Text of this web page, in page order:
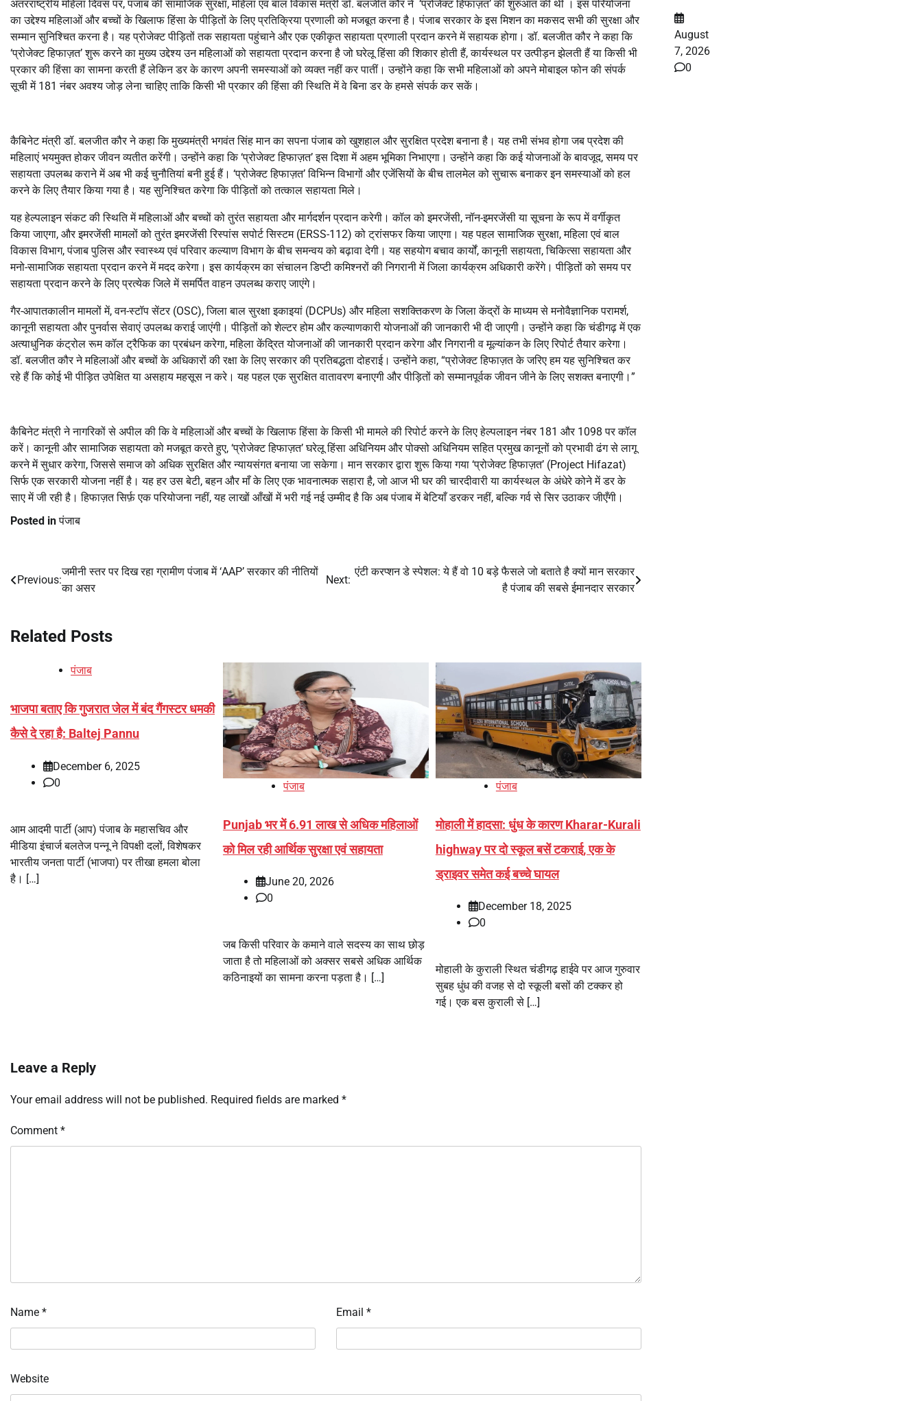
अंतरराष्ट्रीय महिला दिवस पर, पंजाब की सामाजिक सुरक्षा, महिला एवं बाल विकास मंत्री डॉ. बलजीत कौर ने ‘प्रोजेक्ट हिफाज़त’ की शुरुआत की थी । इस परियोजना
का उद्देश्य महिलाओं और बच्चों के खिलाफ हिंसा के पीड़ितों के लिए प्रतिक्रिया प्रणाली को मजबूत करना है। पंजाब सरकार के इस मिशन का मकसद सभी की सुरक्षा और
सम्मान सुनिश्चित करना है। यह प्रोजेक्ट पीड़ितों तक सहायता पहुंचाने और एक एकीकृत सहायता प्रणाली प्रदान करने में सहायक होगा। डॉ. बलजीत कौर ने कहा कि
‘प्रोजेक्ट हिफाज़त’ शुरू करने का मुख्य उद्देश्य उन महिलाओं को सहायता प्रदान करना है जो घरेलू हिंसा की शिकार होती हैं, कार्यस्थल पर उत्पीड़न झेलती हैं या किसी भी
प्रकार की हिंसा का सामना करती हैं लेकिन डर के कारण अपनी समस्याओं को व्यक्त नहीं कर पातीं। उन्होंने कहा कि सभी महिलाओं को अपने मोबाइल फोन की संपर्क
सूची में 181 नंबर अवश्य जोड़ लेना चाहिए ताकि किसी भी प्रकार की हिंसा की स्थिति में वे बिना डर के हमसे संपर्क कर सकें।
कैबिनेट मंत्री डॉ. बलजीत कौर ने कहा कि मुख्यमंत्री भगवंत सिंह मान का सपना पंजाब को खुशहाल और सुरक्षित प्रदेश बनाना है। यह तभी संभव होगा जब प्रदेश की
महिलाएं भयमुक्त होकर जीवन व्यतीत करेंगी। उन्होंने कहा कि ‘प्रोजेक्ट हिफाज़त’ इस दिशा में अहम भूमिका निभाएगा। उन्होंने कहा कि कई योजनाओं के बावजूद, समय पर
सहायता उपलब्ध कराने में अब भी कई चुनौतियां बनी हुई हैं। ‘प्रोजेक्ट हिफाज़त’ विभिन्न विभागों और एजेंसियों के बीच तालमेल को सुचारू बनाकर इन समस्याओं को हल
करने के लिए तैयार किया गया है। यह सुनिश्चित करेगा कि पीड़ितों को तत्काल सहायता मिले।
यह हेल्पलाइन संकट की स्थिति में महिलाओं और बच्चों को तुरंत सहायता और मार्गदर्शन प्रदान करेगी। कॉल को इमरजेंसी, नॉन-इमरजेंसी या सूचना के रूप में वर्गीकृत
किया जाएगा, और इमरजेंसी मामलों को तुरंत इमरजेंसी रिस्पांस सपोर्ट सिस्टम (ERSS-112) को ट्रांसफर किया जाएगा। यह पहल सामाजिक सुरक्षा, महिला एवं बाल
विकास विभाग, पंजाब पुलिस और स्वास्थ्य एवं परिवार कल्याण विभाग के बीच समन्वय को बढ़ावा देगी। यह सहयोग बचाव कार्यों, कानूनी सहायता, चिकित्सा सहायता और
मनो-सामाजिक सहायता प्रदान करने में मदद करेगा। इस कार्यक्रम का संचालन डिप्टी कमिश्नरों की निगरानी में जिला कार्यक्रम अधिकारी करेंगे। पीड़ितों को समय पर
सहायता प्रदान करने के लिए प्रत्येक जिले में समर्पित वाहन उपलब्ध कराए जाएंगे।
गैर-आपातकालीन मामलों में, वन-स्टॉप सेंटर (OSC), जिला बाल सुरक्षा इकाइयां (DCPUs) और महिला सशक्तिकरण के जिला केंद्रों के माध्यम से मनोवैज्ञानिक परामर्श,
कानूनी सहायता और पुनर्वास सेवाएं उपलब्ध कराई जाएंगी। पीड़ितों को शेल्टर होम और कल्याणकारी योजनाओं की जानकारी भी दी जाएगी। उन्होंने कहा कि चंडीगढ़ में एक
अत्याधुनिक कंट्रोल रूम कॉल ट्रैफिक का प्रबंधन करेगा, महिला केंद्रित योजनाओं की जानकारी प्रदान करेगा और निगरानी व मूल्यांकन के लिए रिपोर्ट तैयार करेगा।
डॉ. बलजीत कौर ने महिलाओं और बच्चों के अधिकारों की रक्षा के लिए सरकार की प्रतिबद्धता दोहराई। उन्होंने कहा, “प्रोजेक्ट हिफाज़त के जरिए हम यह सुनिश्चित कर
रहे हैं कि कोई भी पीड़ित उपेक्षित या असहाय महसूस न करे। यह पहल एक सुरक्षित वातावरण बनाएगी और पीड़ितों को सम्मानपूर्वक जीवन जीने के लिए सशक्त बनाएगी।”
कैबिनेट मंत्री ने नागरिकों से अपील की कि वे महिलाओं और बच्चों के खिलाफ हिंसा के किसी भी मामले की रिपोर्ट करने के लिए हेल्पलाइन नंबर 181 और 1098 पर कॉल
करें। कानूनी और सामाजिक सहायता को मजबूत करते हुए, ‘प्रोजेक्ट हिफाज़त’ घरेलू हिंसा अधिनियम और पोक्सो अधिनियम सहित प्रमुख कानूनों को प्रभावी ढंग से लागू
करने में सुधार करेगा, जिससे समाज को अधिक सुरक्षित और न्यायसंगत बनाया जा सकेगा। मान सरकार द्वारा शुरू किया गया ‘प्रोजेक्ट हिफाज़त’ (Project Hifazat)
सिर्फ एक सरकारी योजना नहीं है। यह हर उस बेटी, बहन और माँ के लिए एक भावनात्मक सहारा है, जो आज भी घर की चारदीवारी या कार्यस्थल के अंधेरे कोने में डर के
साए में जी रही है। हिफाज़त सिर्फ़ एक परियोजना नहीं, यह लाखों आँखों में भरी गई नई उम्मीद है कि अब पंजाब में बेटियाँ डरकर नहीं, बल्कि गर्व से सिर उठाकर जीएँगी।
Posted inपंजाब
Post
Previous:
जमीनी स्तर पर दिख रहा ग्रामीण पंजाब में ‘AAP’ सरकार की नीतियों
का असर
Next:
एंटी करप्शन डे स्पेशल: ये हैं वो 10 बड़े फैसले जो बताते है क्यों मान सरकार
है पंजाब की सबसे ईमानदार सरकार
Related Posts
पंजाब
भाजपा बताए कि गुजरात जेल में बंद गैंगस्टर धमकी
कैसे दे रहा है: Baltej Pannu
December 6, 2025
0
आम आदमी पार्टी (आप) पंजाब के महासचिव और
मीडिया इंचार्ज बलतेज पन्नू ने विपक्षी दलों, विशेषकर
भारतीय जनता पार्टी (भाजपा) पर तीखा हमला बोला
है। […]
पंजाब
Punjab भर में 6.91 लाख से अधिक महिलाओं
को मिल रही आर्थिक सुरक्षा एवं सहायता
June 20, 2026
0
जब किसी परिवार के कमाने वाले सदस्य का साथ छोड़
जाता है तो महिलाओं को अक्सर सबसे अधिक आर्थिक
कठिनाइयों का सामना करना पड़ता है। […]
पंजाब
मोहाली में हादसा: धुंध के कारण Kharar-Kurali
highway पर दो स्कूल बसें टकराई, एक के
ड्राइवर समेत कई बच्चे घायल
December 18, 2025
0
मोहाली के कुराली स्थित चंडीगढ़ हाईवे पर आज गुरुवार
सुबह धुंध की वजह से दो स्कूली बसों की टक्कर हो
गई। एक बस कुराली से […]
Leave a Reply
Your email address will not be published. Required fields are marked *
Comment *
Name * Email *
Website
August
7, 2026
0